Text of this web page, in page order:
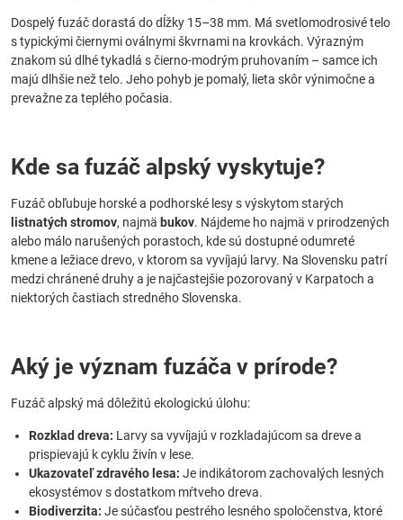
Dospelý fuzáč dorastá do dĺžky 15–38 mm. Má svetlomodrosivé telo
s typickými čiernymi oválnymi škvrnami na krovkách. Výrazným
znakom sú dlhé tykadlá s čierno-modrým pruhovaním – samce ich
majú dlhšie než telo. Jeho pohyb je pomalý, lieta skôr výnimočne a
prevažne za teplého počasia.
Kde sa fuzáč alpský vyskytuje?
Fuzáč obľubuje horské a podhorské lesy s výskytom starých
listnatých stromov, najmä bukov. Nájdeme ho najmä v prirodzených
alebo málo narušených porastoch, kde sú dostupné odumreté
kmene a ležiace drevo, v ktorom sa vyvíjajú larvy. Na Slovensku patrí
medzi chránené druhy a je najčastejšie pozorovaný v Karpatoch a
niektorých častiach stredného Slovenska.
Aký je význam fuzáča v prírode?
Fuzáč alpský má dôležitú ekologickú úlohu:
Rozklad dreva: Larvy sa vyvíjajú v rozkladajúcom sa dreve a
prispievajú k cyklu živín v lese.
Ukazovateľ zdravého lesa: Je indikátorom zachovalých lesných
ekosystémov s dostatkom mŕtveho dreva.
Biodiverzita: Je súčasťou pestrého lesného spoločenstva, ktoré